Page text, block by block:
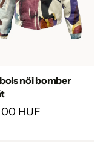
női bomber
HUF